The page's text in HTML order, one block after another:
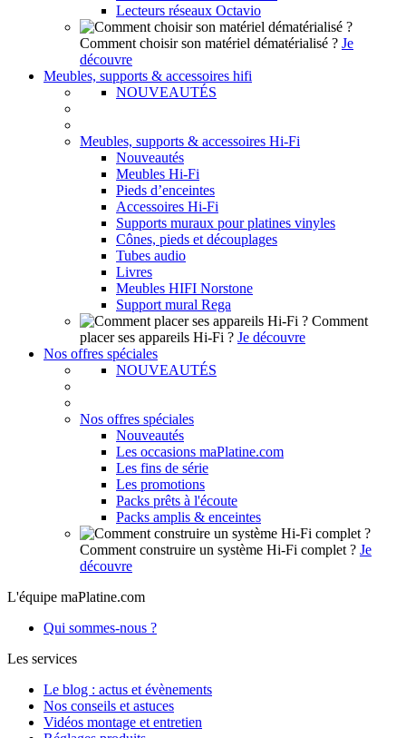
Lecteurs réseaux Octavio
Comment choisir son matériel dématérialisé ? Je
découvre
Meubles, supports & accessoires hifi
NOUVEAUTÉS
Meubles, supports & accessoires Hi-Fi
Nouveautés
Meubles Hi-Fi
Pieds d’enceintes
Accessoires Hi-Fi
Supports muraux pour platines vinyles
Cônes, pieds et découplages
Tubes audio
Livres
Meubles HIFI Norstone
Support mural Rega
Comment
placer ses appareils Hi-Fi ? Je découvre
Nos offres spéciales
NOUVEAUTÉS
Nos offres spéciales
Nouveautés
Les occasions maPlatine.com
Les fins de série
Les promotions
Packs prêts à l'écoute
Packs amplis & enceintes
Comment construire un système Hi-Fi complet ? Je
découvre
L'équipe maPlatine.com
Qui sommes-nous ?
Les services
Le blog : actus et évènements
Nos conseils et astuces
Vidéos montage et entretien